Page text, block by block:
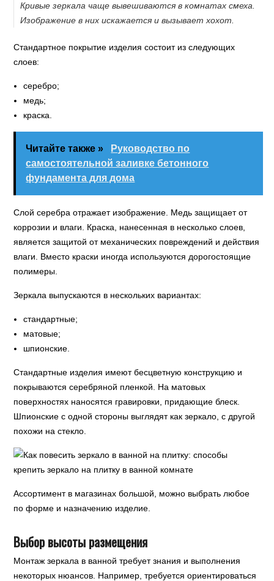
Кривые зеркала чаще вывешиваются в комнатах смеха.
Изображение в них искажается и вызывает хохот.
Стандартное покрытие изделия состоит из следующих
слоев:
серебро;
медь;
краска.
Читайте также »
Руководство по
самостоятельной заливке бетонного
фундамента для дома
Слой серебра отражает изображение. Медь защищает от
коррозии и влаги. Краска, нанесенная в несколько слоев,
является защитой от механических повреждений и действия
влаги. Вместо краски иногда используются дорогостоящие
полимеры.
Зеркала выпускаются в нескольких вариантах:
стандартные;
матовые;
шпионские.
Стандартные изделия имеют бесцветную конструкцию и
покрываются серебряной пленкой. На матовых
поверхностях наносятся гравировки, придающие блеск.
Шпионские с одной стороны выглядят как зеркало, с другой
похожи на стекло.
Ассортимент в магазинах большой, можно выбрать любое
по форме и назначению изделие.
Выбор высоты размещения
Монтаж зеркала в ванной требует знания и выполнения
некоторых нюансов. Например, требуется ориентироваться